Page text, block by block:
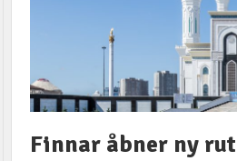
Finnar åbner ny